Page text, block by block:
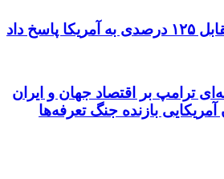
پاسخ داد
ترامپ بر اقتصاد جهان و ایران
بازنده جنگ تعرفه‌ها